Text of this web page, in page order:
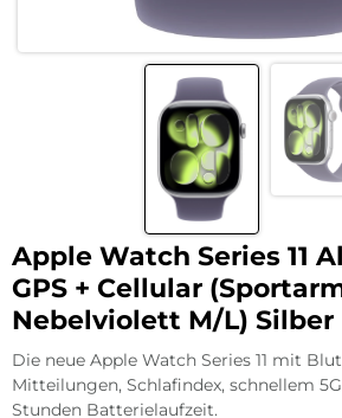
Apple Watch Series 11
GPS + Cellular
Nebelviolett M/L) Silber
Die neue Apple Watch Series 11 mit
Mitteilungen, Schlafindex, schnellem
Stunden Batterielaufzeit.